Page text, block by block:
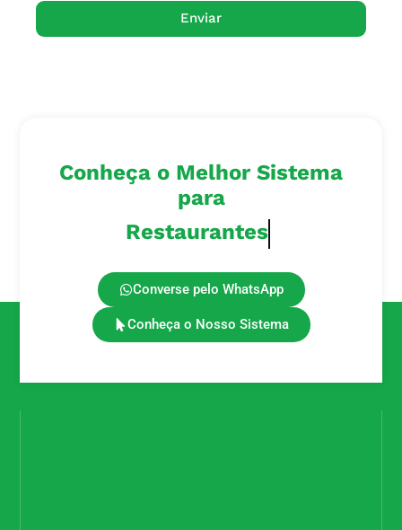
Enviar
Conheça o Melhor Sistema
para
Lanchonetes
Converse pelo WhatsApp
Conheça o Nosso Sistema